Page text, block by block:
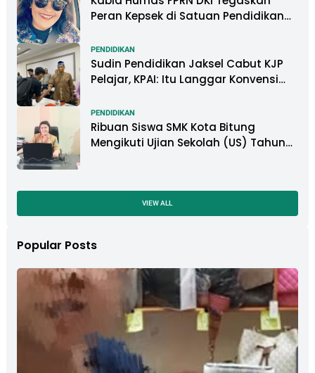
Peran Kepsek di Satuan Pendidikan
PENDIDIKAN
Sudin Pendidikan Jaksel Cabut KJP
Pelajar, KPAI: Itu Langgar Konvensi
PENDIDIKAN
Ribuan Siswa SMK Kota Bitung
Mengikuti Ujian Sekolah (US) Tahun
VIEW ALL
Popular Posts